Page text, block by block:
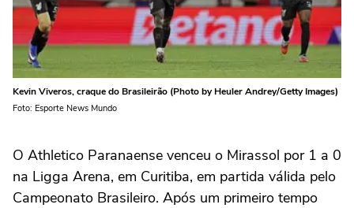
Kevin Viveros, craque do Brasileirão (Photo by Heuler Andrey/Getty Images)
Foto: Esporte News Mundo
O Athletico Paranaense venceu o Mirassol por 1 a 0
na Ligga Arena, em Curitiba, em partida válida pelo
Campeonato Brasileiro. Após um primeiro tempo